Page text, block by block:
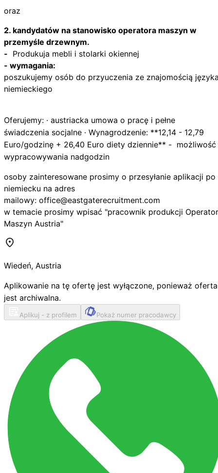
oraz
2. kandydatów na stanowisko operatora maszyn w
przemyśle drzewnym.
- Produkuja mebli i stolarki okiennej
- wymagania:
poszukujemy osób do przyuczenia ze znajomością
niemieckiego
Oferujemy: · austriacka umowa o pracę i pełne
świadczenia socjalne · Wynagrodzenie: **12,14 - 12,79
Euro/godzinę + 26,40 Euro diety dziennie** - możliwość
wypracowywania nadgodzin
osoby zainteresowane prosimy o przesyłanie aplikacji po
niemiecku na adres
mailowy: office@eastgaterecruitment.com
w temacie prosimy wpisać "pracownik produkcji Operator
Maszyn Austria"
Wiedeń, Austria
Aplikowanie na tę ofertę jest wyłączone, ponieważ oferta
jest archiwalna.
Aplikuj - z profilem Pokaż numer pracodawcy